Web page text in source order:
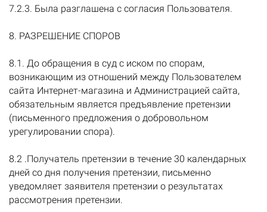
7.2.3. Была разглашена с согласия Пользователя.
8. РАЗРЕШЕНИЕ СПОРОВ
8.1. До обращения в суд с иском по спорам,
возникающим из отношений между Пользователем
сайта Интернет-магазина и Администрацией сайта,
обязательным является предъявление претензии
(письменного предложения о добровольном
урегулировании спора).
8.2 .Получатель претензии в течение 30 календарных
дней со дня получения претензии, письменно
уведомляет заявителя претензии о результатах
рассмотрения претензии.